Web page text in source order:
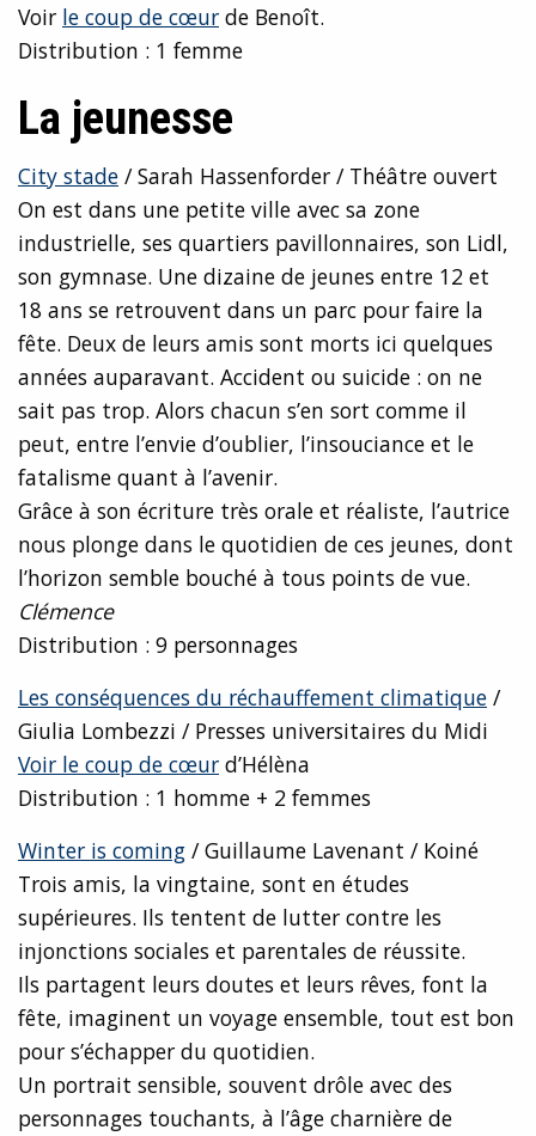
Voir le coup de cœur de Benoît.
Distribution : 1 femme
La jeunesse
City stade / Sarah Hassenforder / Théâtre ouvert
On est dans une petite ville avec sa zone
industrielle, ses quartiers pavillonnaires, son Lidl,
son gymnase. Une dizaine de jeunes entre 12 et
18 ans se retrouvent dans un parc pour faire la
fête. Deux de leurs amis sont morts ici quelques
années auparavant. Accident ou suicide : on ne
sait pas trop. Alors chacun s’en sort comme il
peut, entre l’envie d’oublier, l’insouciance et le
fatalisme quant à l’avenir.
Grâce à son écriture très orale et réaliste, l’autrice
nous plonge dans le quotidien de ces jeunes, dont
l’horizon semble bouché à tous points de vue.
Clémence
Distribution : 9 personnages
Les conséquences du réchauffement climatique /
Giulia Lombezzi / Presses universitaires du Midi
Voir le coup de cœur d’Hélèna
Distribution : 1 homme + 2 femmes
Winter is coming / Guillaume Lavenant / Koiné
Trois amis, la vingtaine, sont en études
supérieures. Ils tentent de lutter contre les
injonctions sociales et parentales de réussite.
Ils partagent leurs doutes et leurs rêves, font la
fête, imaginent un voyage ensemble, tout est bon
pour s’échapper du quotidien.
Un portrait sensible, souvent drôle avec des
personnages touchants, à l’âge charnière de